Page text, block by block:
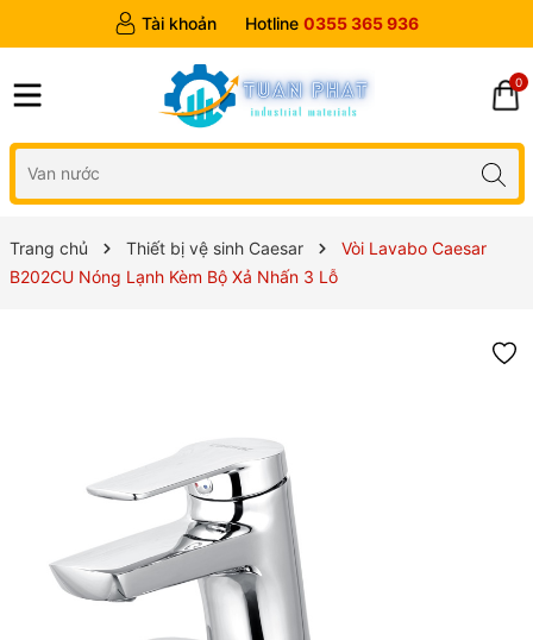
Tài khoản Hotline 0355 365 936
0
Trang chủ Thiết bị vệ sinh Caesar
Vòi Lavabo Caesar
B202CU Nóng Lạnh Kèm Bộ Xả Nhấn 3 Lỗ